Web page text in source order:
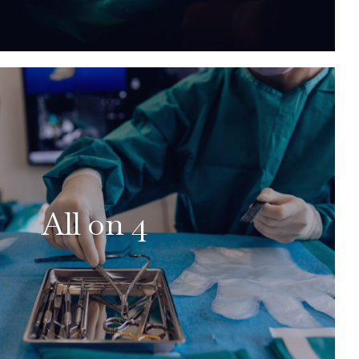
All on 4